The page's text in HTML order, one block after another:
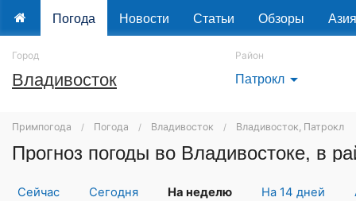
Погода Новости Статьи Обзоры Азия
Город
Владивосток
Район
Патрокл arrow_drop_down
Примпогода Погода Владивосток Владивосток, Патрокл
Сейчас Сегодня На неделю На 14 дней